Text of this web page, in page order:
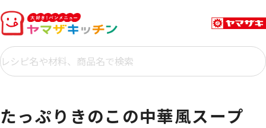
たっぷりきのこの中華風スープ